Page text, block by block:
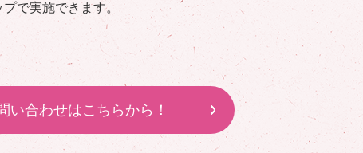
で実施できます。
い合わせはこちらから！